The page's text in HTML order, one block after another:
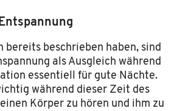
bereits beschrieben haben, sind
als Ausgleich während
essentiell für gute Nächte.
während dieser Zeit des
Körper zu hören und ihm zu